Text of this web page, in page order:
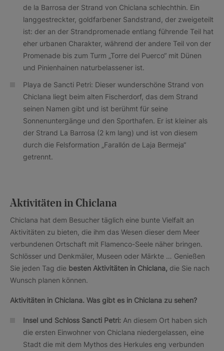
de la Barrosa der Strand von Chiclana schlechthin. Ein
langgestreckter, goldfarbener Sandstrand, der zweigeteilt
ist: der an der Strandpromenade entlang führende Teil hat
eher urbanen Charakter, während der andere Teil von der
Promenade bis zum Turm „Torre del Puerco“ mit Dünen
und Pinienhainen naturbelassener ist.
Playa de Sancti Petri: Dieser wunderschöne Strand von
Chiclana liegt beim alten Fischerdorf, das dem Strand
seinen Namen gibt und ist berühmt für seine
Sonnenuntergänge und den Sporthafen. Er ist kleiner als
der Strand La Barrosa (2 km lang) und ist von diesem
durch die Felsformation „Farallón de Laja Bermeja“
getrennt.
Aktivitäten in Chiclana
Chiclana hat dem Besucher täglich eine bunte Vielfalt an
Aktivitäten zu bieten, die ihm das Wesen dieser dem Meer
verbundenen Ortschaft mit Flamenco-Seele näher bringen.
Schlösser und Denkmäler, Museen oder Märkte … Genießen
Sie jeden Tag die besten Aktivitäten in Chiclana, die Sie nach
Wunsch planen können.
Aktivitäten in Chiclana. Was gibt es in Chiclana zu sehen?
Insel und Schloss Sancti Petri: An diesem Ort haben sich
die ersten Einwohner von Chiclana niedergelassen, eine
Stadt die mit dem Mythos des Herkules eng verbunden